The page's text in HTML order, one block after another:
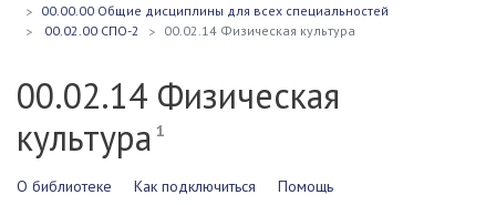
00.00.00 Общие дисциплины для всех специальностей
00.02.00 СПО-2
00.02.14 Физическая культура
00.02.14 Физическая
культура1
О библиотеке Как подключиться Помощь